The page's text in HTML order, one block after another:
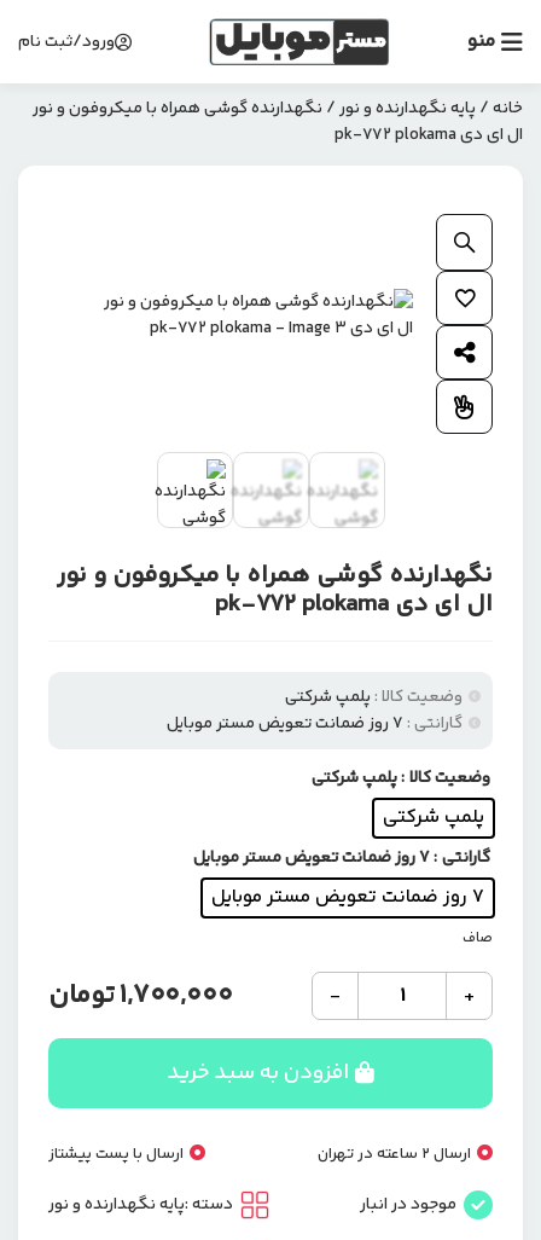
منو ورود/ثبت نام
خانه/ پایه نگهدارنده و نور/ نگهدارنده گوشی همراه با میکروفون و نور
ال ای دی pk-772 plokama
نگهدارنده گوشی همراه با میکروفون و نور
ال ای دی pk-772 plokama
وضعیت کالا : پلمپ شرکتی
گارانتی : ۷ روز ضمانت تعویض مستر موبایل
وضعیت کالا: پلمپ شرکتی
پلمپ شرکتی
گارانتی: ۷ روز ضمانت تعویض مستر موبایل
۷ روز ضمانت تعویض مستر موبایل
صاف
+
نگهدارنده
گوشی
همراه
میکروفون
نور
ای
دی
-
1,700,000تومان
افزودن به سبد خرید
ارسال 2 ساعته در تهران ارسال با پست پیشتاز
موجود در انبار دسته :پایه نگهدارنده و نور
افزودن به علاقمندی ها